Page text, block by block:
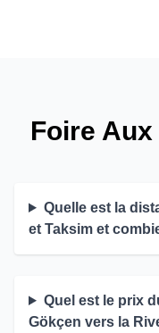
Foire
Quelle est la
et Taksim et
Quel est le prix
Gökçen vers la